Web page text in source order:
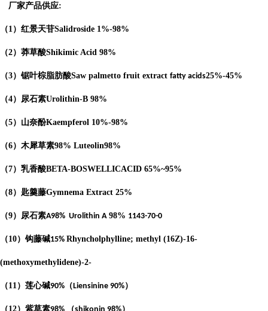
厂家产品供应:
（1）红景天苷Salidroside 1%-98%
（2）莽草酸Shikimic Acid 98%
（3）锯叶棕脂肪酸Saw palmetto fruit extract fatty acids25%-45%
（4） 尿石素Urolithin-B 98%
（5）山奈酚Kaempferol 10%-98%
（6）木犀草素98% Luteolin98%
（7）乳香酸BETA-BOSWELLICACID 65%~95%
（8）匙羹藤Gymnema Extract 25%
（9）尿石素A98% Urolithin A98% 1143-70-0
（10）钩藤碱15% Rhyncholphylline; methyl (16Z)-16-
(methoxymethylidene)-2-
（11）莲心碱90% （Liensinine 90%）
（12）紫草素 （ ）